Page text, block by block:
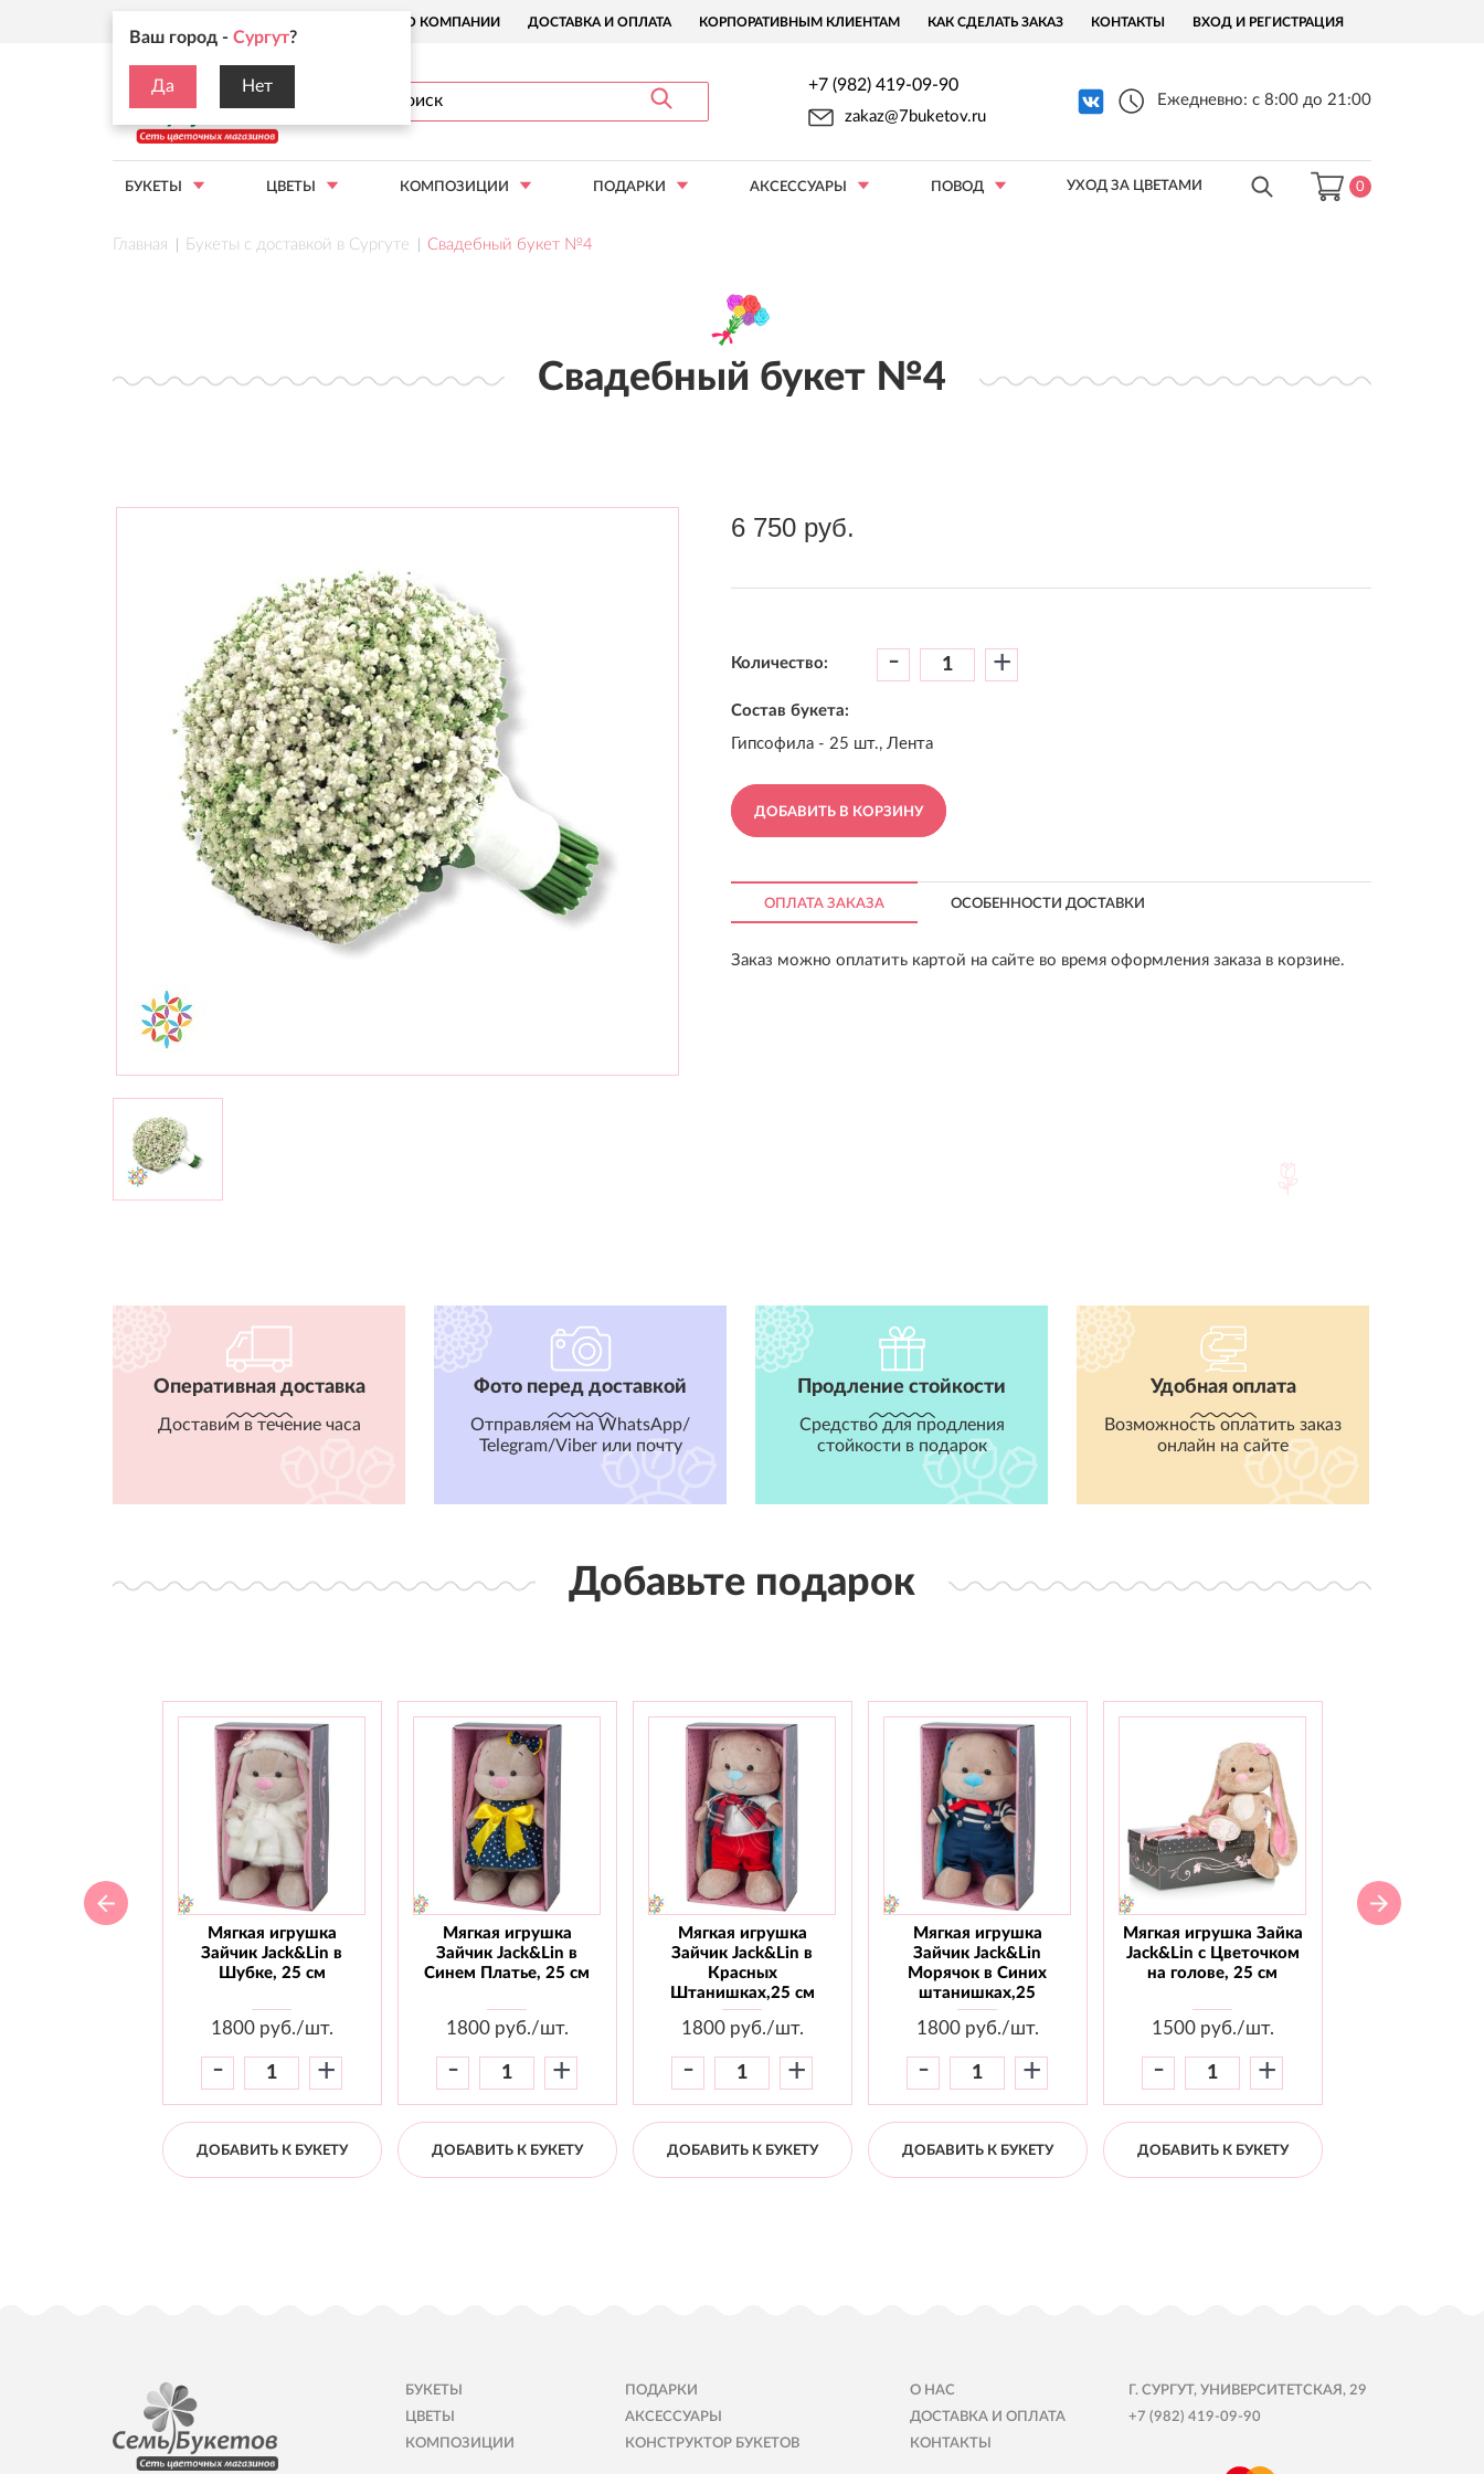
Ваш город - Сургут?
Да Нет
О КОМПАНИИ ДОСТАВКА И ОПЛАТА КОРПОРАТИВНЫМ КЛИЕНТАМ КАК СДЕЛАТЬ ЗАКАЗ КОНТАКТЫ ВХОД И РЕГИСТРАЦИЯ
+7 (982) 419-09-90
zakaz@7buketov.ru
Ежедневно: с 8:00 до 21:00
БУКЕТЫ ЦВЕТЫ КОМПОЗИЦИИ ПОДАРКИ АКСЕССУАРЫ ПОВОД УХОД ЗА ЦВЕТАМИ 0
Главная Букеты с доставкой в Сургуте Свадебный букет №4
Свадебный букет №4
6 750 руб.
Количество: - +
Состав букета:
Гипсофила - 25 шт., Лента
ДОБАВИТЬ В КОРЗИНУ
ОПЛАТА ЗАКАЗА ОСОБЕННОСТИ ДОСТАВКИ
Заказ можно оплатить картой на сайте во время оформления заказа в корзине.
Оперативная доставка
Доставим в течение часа
Фото перед доставкой
Отправляем на WhatsApp/
Telegram/Viber или почту
Продление стойкости
Средство для продления
стойкости в подарок
Удобная оплата
Возможность оплатить заказ
онлайн на сайте
Добавьте подарок
Мягкая игрушка
Зайчик Jack&Lin в
Шубке, 25 см
1800руб./шт.
- +
ДОБАВИТЬ К БУКЕТУ
Мягкая игрушка
Зайчик Jack&Lin в
Синем Платье, 25 см
1800руб./шт.
- +
ДОБАВИТЬ К БУКЕТУ
Мягкая игрушка
Зайчик Jack&Lin в
Красных
Штанишках,25 см
1800руб./шт.
- +
ДОБАВИТЬ К БУКЕТУ
Мягкая игрушка
Зайчик Jack&Lin
Морячок в Синих
штанишках,25
1800руб./шт.
- +
ДОБАВИТЬ К БУКЕТУ
Мягкая игрушка Зайка
Jack&Lin с Цветочком
на голове, 25 см
1500руб./шт.
- +
ДОБАВИТЬ К БУКЕТУ
БУКЕТЫ
ЦВЕТЫ
КОМПОЗИЦИИ
ПОДАРКИ
АКСЕССУАРЫ
КОНСТРУКТОР БУКЕТОВ
О НАС
ДОСТАВКА И ОПЛАТА
КОНТАКТЫ
Г. СУРГУТ, УНИВЕРСИТЕТСКАЯ, 29
+7 (982) 419-09-90